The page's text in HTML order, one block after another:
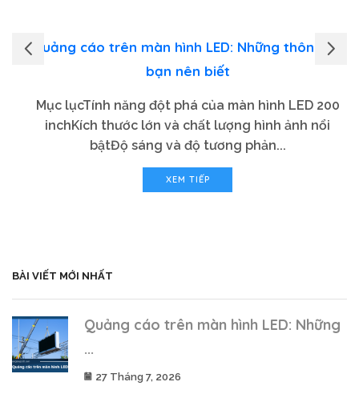
Quảng cáo trên màn hình LED: Những thông tin
bạn nên biết
Mục lụcTính năng đột phá của màn hình LED 200
inchKích thước lớn và chất lượng hình ảnh nổi
bậtĐộ sáng và độ tương phản...
XEM TIẾP
BÀI VIẾT MỚI NHẤT
Quảng cáo trên màn hình LED: Những
...
27 Tháng 7, 2026